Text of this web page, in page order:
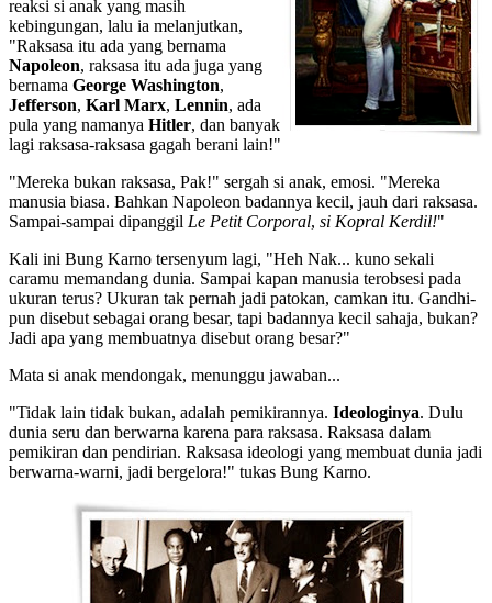
reaksi si anak yang masih
kebingungan, lalu ia melanjutkan,
"Raksasa itu ada yang bernama
Napoleon, raksasa itu ada juga yang
bernama George Washington,
Jefferson, Karl Marx, Lennin, ada
pula yang namanya Hitler, dan banyak
lagi raksasa-raksasa gagah berani lain!"
"Mereka bukan raksasa, Pak!" sergah si anak, emosi. "Mereka
manusia biasa. Bahkan Napoleon badannya kecil, jauh dari raksasa.
Sampai-sampai dipanggil Le Petit Corporal, si Kopral Kerdil!"
Kali ini Bung Karno tersenyum lagi, "Heh Nak... kuno sekali
caramu memandang dunia. Sampai kapan manusia terobsesi pada
ukuran terus? Ukuran tak pernah jadi patokan, camkan itu. Gandhi-
pun disebut sebagai orang besar, tapi badannya kecil sahaja, bukan?
Jadi apa yang membuatnya disebut orang besar?"
Mata si anak mendongak, menunggu jawaban...
"Tidak lain tidak bukan, adalah pemikirannya. Ideologinya. Dulu
dunia seru dan berwarna karena para raksasa. Raksasa dalam
pemikiran dan pendirian. Raksasa ideologi yang membuat dunia jadi
berwarna-warni, jadi bergelora!" tukas Bung Karno.